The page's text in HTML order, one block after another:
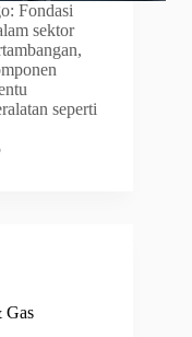
Fondasi
sektor
seperti
Gas